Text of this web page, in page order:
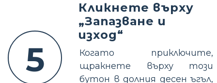
5
Кликнете върху
„Запазване и
изход“
Когато приключите,
щракнете върху този
бутон в долния десен ъгъл,